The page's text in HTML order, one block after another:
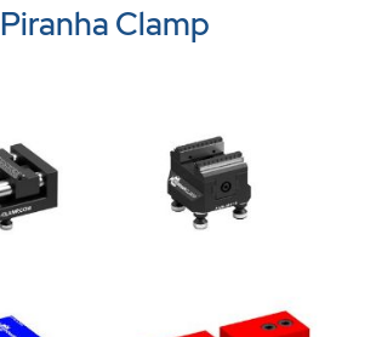
Piranha Clamp